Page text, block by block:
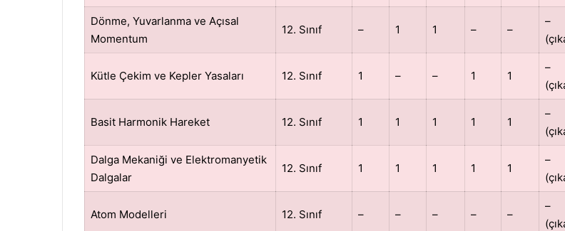
Dönme, Yuvarlanma ve Açısal
Momentum
12. Sınıf – 1 1 – –
–
Kütle Çekim ve Kepler Yasaları 12. Sınıf 1 – – 1 1
–
Basit Harmonik Hareket 12. Sınıf 1 1 1 1 1
–
Dalga Mekaniği ve Elektromanyetik
Dalgalar
12. Sınıf 1 1 1 1 1
–
Atom Modelleri 12. Sınıf – – – – –
–